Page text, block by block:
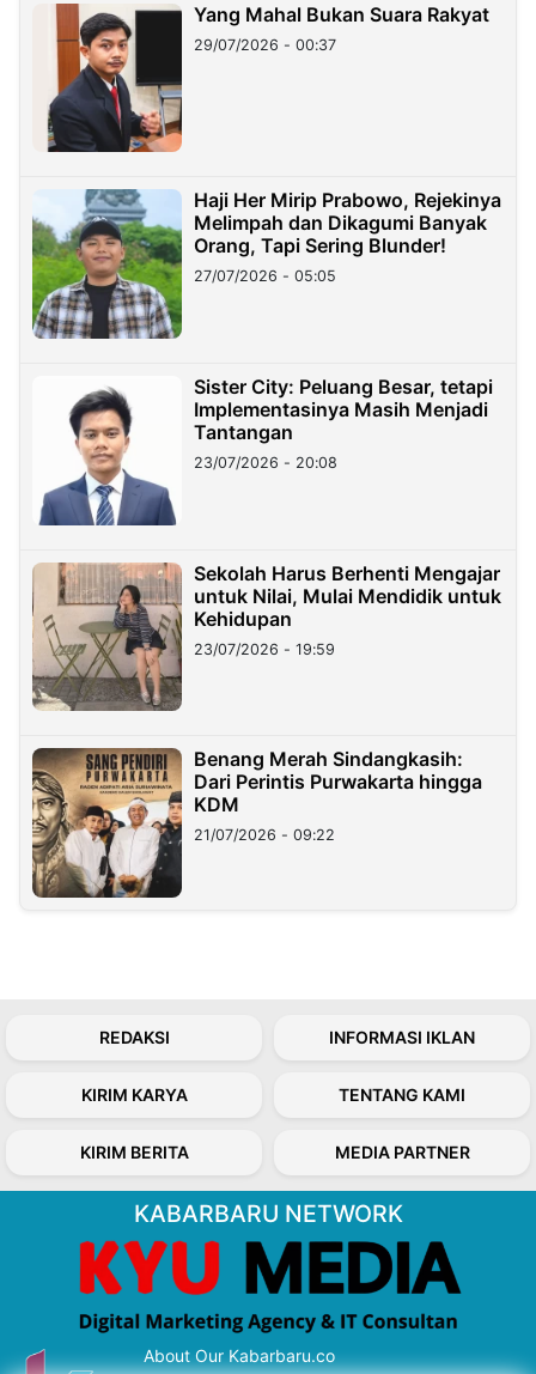
Yang Mahal Bukan Suara Rakyat
29/07/2026 - 00:37
Haji Her Mirip Prabowo, Rejekinya
Melimpah dan Dikagumi Banyak
Orang, Tapi Sering Blunder!
27/07/2026 - 05:05
Sister City: Peluang Besar, tetapi
Implementasinya Masih Menjadi
Tantangan
23/07/2026 - 20:08
Sekolah Harus Berhenti Mengajar
untuk Nilai, Mulai Mendidik untuk
Kehidupan
23/07/2026 - 19:59
Benang Merah Sindangkasih:
Dari Perintis Purwakarta hingga
KDM
21/07/2026 - 09:22
REDAKSI INFORMASI IKLAN
KIRIM KARYA TENTANG KAMI
KIRIM BERITA MEDIA PARTNER
KABARBARU NETWORK
About Our Kabarbaru.co